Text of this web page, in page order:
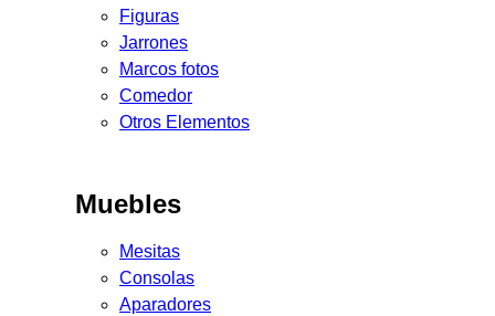
Figuras
Jarrones
Marcos fotos
Comedor
Otros Elementos
Muebles
Mesitas
Consolas
Aparadores